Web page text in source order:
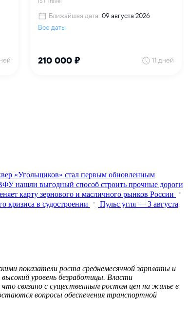
«Угольщиков» стал первым обновленным
нашли выгодный способ строить прочные дороги
карту зернового и масличного рынков России
кризиса в судостроении
Пульс угля — 3 августа
показатели роста среднемесячной зарплаты и
уровень безработицы. Власти
связано с существенным ростом цен на жилье в
вопросы обеспечения транспортной